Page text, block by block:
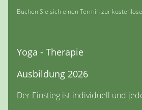
Buchen Sie sich einen Termin zur
Yoga - Therapie
Ausbildung 2026
Der Einstieg ist individuell und